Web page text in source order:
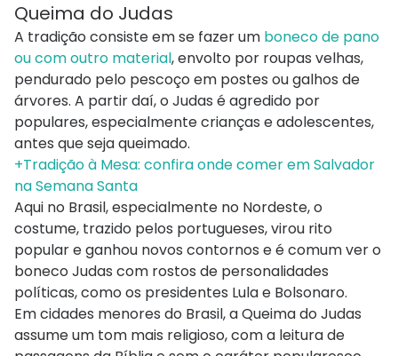
Queima do Judas
A tradição consiste em se fazer um boneco de pano
ou com outro material, envolto por roupas velhas,
pendurado pelo pescoço em postes ou galhos de
árvores. A partir daí, o Judas é agredido por
populares, especialmente crianças e adolescentes,
antes que seja queimado.
+Tradição à Mesa: confira onde comer em Salvador
na Semana Santa
Aqui no Brasil, especialmente no Nordeste, o
costume, trazido pelos portugueses, virou rito
popular e ganhou novos contornos e é comum ver o
boneco Judas com rostos de personalidades
políticas, como os presidentes Lula e Bolsonaro.
Em cidades menores do Brasil, a Queima do Judas
assume um tom mais religioso, com a leitura de